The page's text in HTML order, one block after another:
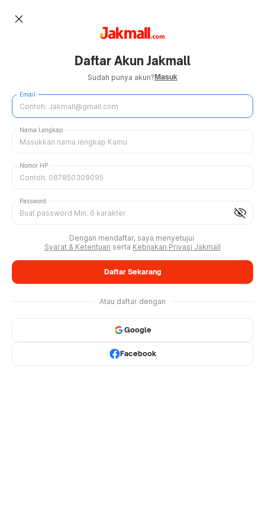
close
Daftar Akun Jakmall
Sudah punya akun?Masuk
Email
Nama Lengkap
Nomor HP
visibility_off
Password
Dengan mendaftar, saya menyetujui
Syarat & Ketentuan serta Kebijakan Privasi Jakmall
Daftar Sekarang
Atau daftar dengan
Google
Facebook